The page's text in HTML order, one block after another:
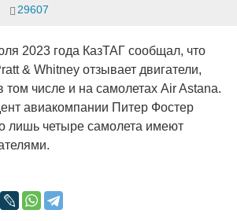
29607
2023 года КазТАГ сообщал, что
& Whitney отзывает двигатели,
том числе и на самолетах Air Astana.
авиакомпании Питер Фостер
лишь четыре самолета имеют